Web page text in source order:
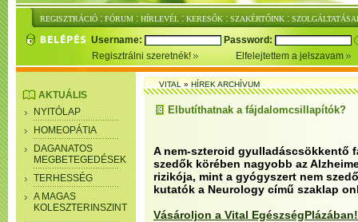
REGISZTRÁCIÓ : FÓRUM : HÍRLEVÉL : KERESŐK : SZAKÉRTŐINK :
Username:
Password:
Regisztrálni szeretnék!
Elfelejtettem a jelszavam
AKTUÁLIS
NYITÓLAP
HOMEOPÁTIA
DAGANATOS
MEGBETEGEDÉSEK
TERHESSÉG
A MAGAS
KOLESZTERINSZINT
VITAL»HÍREK ARCHÍVUM
Elbutíthatnak a fájdalomcsillapítók?
A nem-szteroid gyulladáscsökkentő
szedők körében nagyobb az
rizikója, mint a gyógyszert nem
kutatók a Neurology című szaklap
Vásároljon a Vital EgészségPlázában!